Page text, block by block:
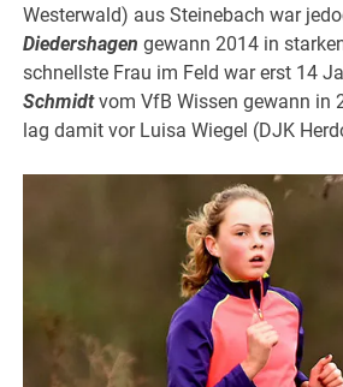
Westerwald) aus Steinebach war
Diedershagen gewann 2014 in
schnellste Frau im Feld war erst 14
Schmidt vom VfB Wissen gewann in
lag damit vor Luisa Wiegel (DJK